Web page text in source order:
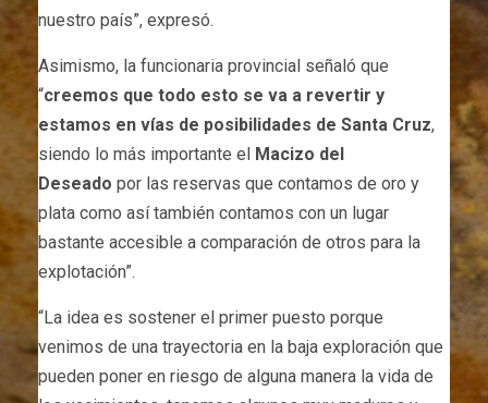
nuestro país”, expresó.
Asimismo, la funcionaria provincial señaló que
“creemos que todo esto se va a revertir y
estamos en vías de posibilidades de Santa Cruz,
siendo lo más importante el Macizo del
Deseado por las reservas que contamos de oro y
plata como así también contamos con un lugar
bastante accesible a comparación de otros para la
explotación”.
“La idea es sostener el primer puesto porque
venimos de una trayectoria en la baja exploración que
pueden poner en riesgo de alguna manera la vida de